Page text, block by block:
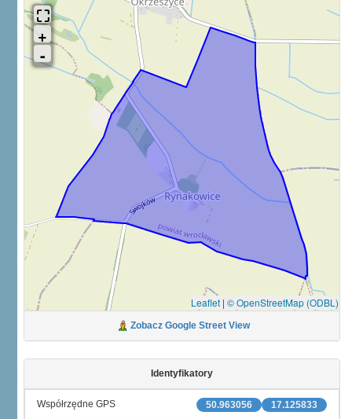
Leaflet | © OpenStreetMap (ODBL)
Zobacz Google Street View
Identyfikatory
17.125833
50.963056
Współrzędne GPS